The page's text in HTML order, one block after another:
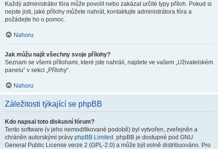
Každý administrátor fóra může povolit nebo zakázat určité typy příloh. Pokud si
nejste jisti, jaké přílohy můžete nahrát, kontaktujte administrátora fóra a
požádejte ho o pomoc.
Nahoru
Jak můžu najít všechny svoje přílohy?
Seznam se všemi přílohami, které jste nahráli, najdete ve vašem „Uživatelském
panelu“ v sekci „Přílohy“.
Nahoru
Záležitosti týkající se phpBB
Kdo napsal toto diskusní fórum?
Tento software (v jeho nemodifikované podobě) byl vytvořen, zveřejněn a
chráněn autorskými právy phpBB Limited . phpBB je dostupné pod GNU
General Public License verze 2 (GPL-2.0) a může být volně distribuováno. Pro